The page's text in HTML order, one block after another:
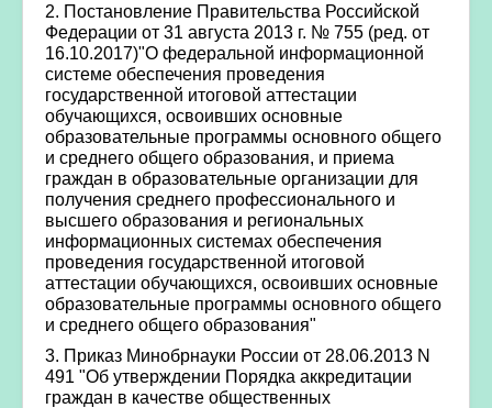
2. Постановление Правительства Российской
Федерации от 31 августа 2013 г. № 755 (ред. от
16.10.2017)"О федеральной информационной
системе обеспечения проведения
государственной итоговой аттестации
обучающихся, освоивших основные
образовательные программы основного общего
и среднего общего образования, и приема
граждан в образовательные организации для
получения среднего профессионального и
высшего образования и региональных
информационных системах обеспечения
проведения государственной итоговой
аттестации обучающихся, освоивших основные
образовательные программы основного общего
и среднего общего образования"
3. Приказ Минобрнауки России от 28.06.2013 N
491 "Об утверждении Порядка аккредитации
граждан в качестве общественных